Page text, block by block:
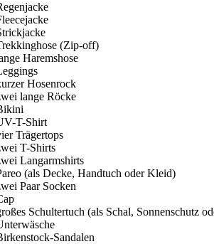
(Zip-off)
Haremshose
Hosenrock
lange Röcke
T-Shirt
Trägertops
T-Shirts
Langarmshirts
(als Decke, Handtuch oder Kleid)
Paar Socken
Schultertuch (als Schal, Sonnenschutz
Sandalen